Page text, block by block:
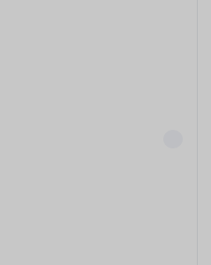
so zaradením Vašej e-
týchto stránok a so
osobných údajov a právach